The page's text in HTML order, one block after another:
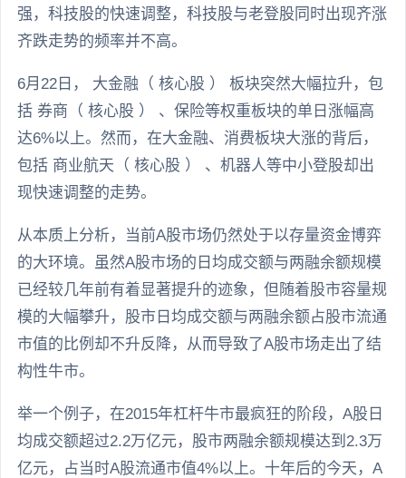
强，科技股的快速调整，科技股与老登股同时出现齐涨
齐跌走势的频率并不高。
6月22日， 大金融（ 核心股 ） 板块突然大幅拉升，包
括 券商（ 核心股 ） 、保险等权重板块的单日涨幅高
达6%以上。然而，在大金融、消费板块大涨的背后，
包括 商业航天（ 核心股 ） 、机器人等中小登股却出
现快速调整的走势。
从本质上分析，当前A股市场仍然处于以存量资金博弈
的大环境。虽然A股市场的日均成交额与两融余额规模
已经较几年前有着显著提升的迹象，但随着股市容量规
模的大幅攀升，股市日均成交额与两融余额占股市流通
市值的比例却不升反降，从而导致了A股市场走出了结
构性牛市。
举一个例子，在2015年杠杆牛市最疯狂的阶段，A股日
均成交额超过2.2万亿元，股市两融余额规模达到2.3万
亿元，占当时A股流通市值4%以上。十年后的今天，A